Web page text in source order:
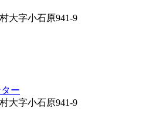
大字小石原941-9
ー
大字小石原941-9